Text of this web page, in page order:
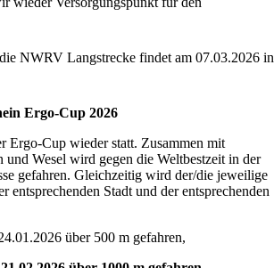
NWRV Langstrecke findet am 07.03.2026 in
Ergo-Cup 2026
Ergo-Cup wieder statt. Zusammen mit
und Wesel wird gegen die Weltbestzeit in der
gefahren. Gleichzeitig wird der/die jeweilige
entsprechenden Stadt und der entsprechenden
über 500 m gefahren,